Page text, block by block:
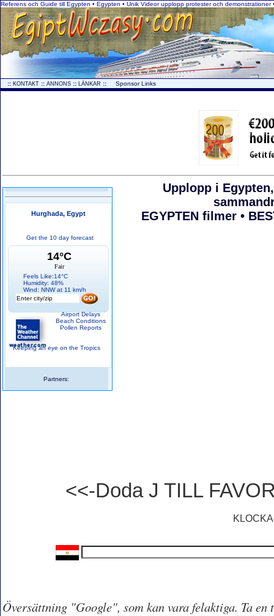
Referens och Guide till Egypten • Egypten • Unik Videor upplopp protester och
:: KONTAKT :: ANNONS :: LÄNKAR :: Sponsor Links
Hurghada, Egypt
Get the 10 day forecast
14°C
Fair
Feels Like:14°C
Humidity: 48%
Wind: NNW at 11 km/h
Airport Delays
Beach Conditions
Pollen Reports
Keeping an eye on the Tropics
Partners:
Upplopp i
EGYPTEN filmer •
<<-Doda J TILL
KLOCKA
Översättning "Google", som kan vara felaktiga. Ta en